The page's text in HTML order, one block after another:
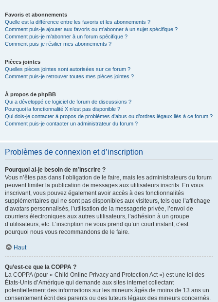
Favoris et abonnements
Quelle est la différence entre les favoris et les abonnements ?
Comment puis-je ajouter aux favoris ou m’abonner à un sujet spécifique ?
Comment puis-je m’abonner à un forum spécifique ?
Comment puis-je résilier mes abonnements ?
Pièces jointes
Quelles pièces jointes sont autorisées sur ce forum ?
Comment puis-je retrouver toutes mes pièces jointes ?
À propos de phpBB
Qui a développé ce logiciel de forum de discussions ?
Pourquoi la fonctionnalité X n’est pas disponible ?
Qui dois-je contacter à propos de problèmes d’abus ou d’ordres légaux liés à ce forum ?
Comment puis-je contacter un administrateur du forum ?
Problèmes de connexion et d’inscription
Pourquoi ai-je besoin de m’inscrire ?
Vous n’êtes pas dans l’obligation de le faire, mais les administrateurs du forum
peuvent limiter la publication de messages aux utilisateurs inscrits. En vous
inscrivant, vous pouvez également avoir accès à des fonctionnalités
supplémentaires qui ne sont pas disponibles aux visiteurs, tels que l’affichage
d’avatars personnalisés, l’utilisation de la messagerie privée, l’envoi de
courriers électroniques aux autres utilisateurs, l’adhésion à un groupe
d’utilisateurs, etc. L’inscription ne vous prend qu’un court instant, c’est
pourquoi nous vous recommandons de le faire.
Haut
Qu’est-ce que la COPPA ?
La COPPA (pour « Child Online Privacy and Protection Act ») est une loi des
États-Unis d’Amérique qui demande aux sites internet collectant
potentiellement des informations sur les mineurs âgés de moins de 13 ans un
consentement écrit des parents ou des tuteurs légaux des mineurs concernés.